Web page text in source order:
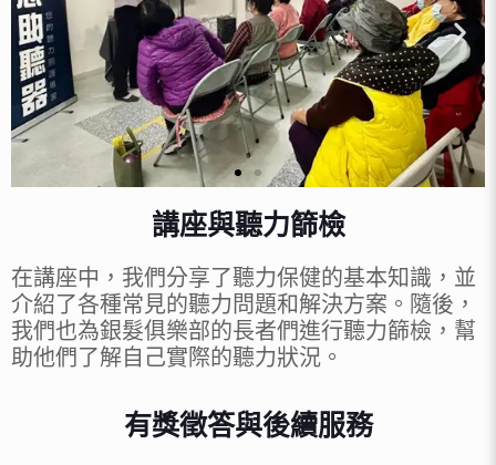
講座與聽力篩檢
在講座中，我們分享了聽力保健的基本知識，並
介紹了各種常見的聽力問題和解決方案。隨後，
我們也為銀髮俱樂部的長者們進行聽力篩檢，幫
助他們了解自己實際的聽力狀況。
有獎徵答與後續服務